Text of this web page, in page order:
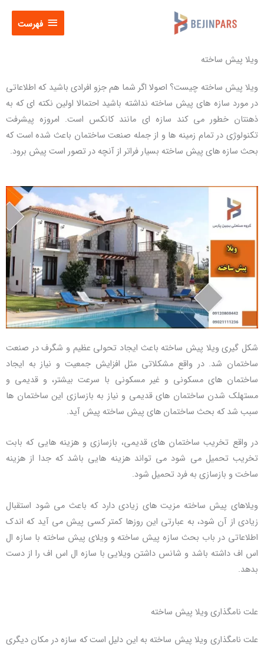
فهرست
فهرست
ویلا پیش ساخته
ویلا پیش ساخته چیست؟ اصولا اگر شما هم جزو افرادی باشید که اطلاعاتی
در مورد سازه های پیش ساخته نداشته باشید احتمالا اولین نکته ای که به
ذهنتان خطور می کند سازه ای مانند کانکس است. امروزه پیشرفت
تکنولوژی در تمام زمینه ها و از جمله صنعت ساختمان باعث شده است که
بحث سازه های پیش ساخته بسیار فراتر از آنچه در تصور است پیش برود.
شکل گیری ویلا پیش ساخته باعث ایجاد تحولی عظیم و شگرف در صنعت
ساختمان شد. در واقع مشکلاتی مثل افزایش جمعیت و نیاز به ایجاد
ساختمان های مسکونی و غیر مسکونی با سرعت بیشتر، و قدیمی و
مستهلک شدن ساختمان های قدیمی و نیاز به بازسازی این ساختمان ها
سبب شد که بحث ساختمان های پیش ساخته پیش آید.
در واقع تخریب ساختمان های قدیمی، بازسازی و هزینه هایی که بابت
تخریب تحمیل می شود می تواند هزینه هایی باشد که جدا از هزینه
ساخت و بازسازی به فرد تحمیل شود.
ویلاهای پیش ساخته مزیت های زیادی دارد که باعث می شود استقبال
زیادی از آن شود، به عبارتی این روزها کمتر کسی پیش می آید که اندک
اطلاعاتی در باب بحث سازه پیش ساخته و ویلای پیش ساخته با سازه ال
اس اف داشته باشد و شانس داشتن ویلایی با سازه ال اس اف را از دست
بدهد.
علت نامگذاری ویلا پیش ساخته
علت نامگذاری ویلا پیش ساخته به این دلیل است که سازه در مکان دیگری